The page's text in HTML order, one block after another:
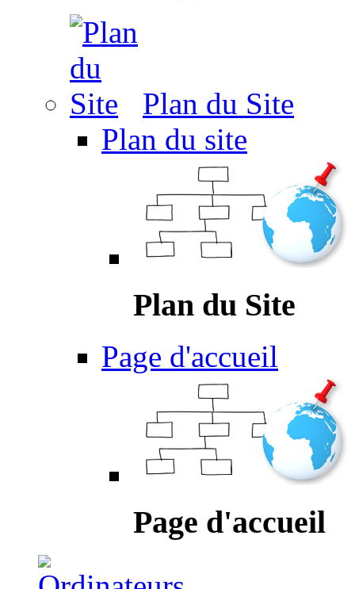
Plan du Site
Plan du site
Plan du Site
Page d'accueil
Page d'accueil